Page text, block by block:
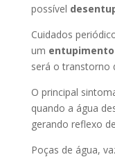
possível
Cuidados
um
será o transtorno
O principal
quando a água
gerando reflexo
Poças de água,